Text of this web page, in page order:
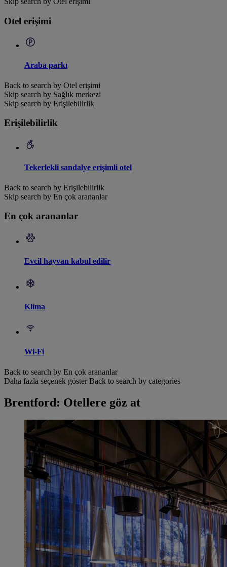
Otel erişimi
Araba parkı
Back to search by Otel erişimi
Skip search by Sağlık merkezi
Skip search by Erişilebilirlik
Erişilebilirlik
Tekerlekli sandalye erişimli otel
Back to search by Erişilebilirlik
Skip search by En çok arananlar
En çok arananlar
Evcil hayvan kabul edilir
Klima
Wi-Fi
Back to search by En çok arananlar
Daha fazla seçenek göster Back to search by categories
Brentford: Otellere göz at